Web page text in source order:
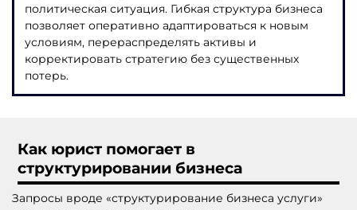
политическая ситуация. Гибкая структура бизнеса
позволяет оперативно адаптироваться к новым
условиям, перераспределять активы и
корректировать стратегию без существенных
потерь.
Как юрист помогает в
структурировании бизнеса
Запросы вроде «структурирование бизнеса услуги»